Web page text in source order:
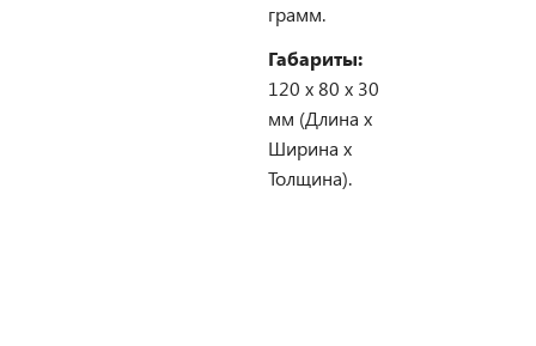
грамм.
Габариты:
120 х 80 х 30
мм (Длина х
Ширина х
Толщина).